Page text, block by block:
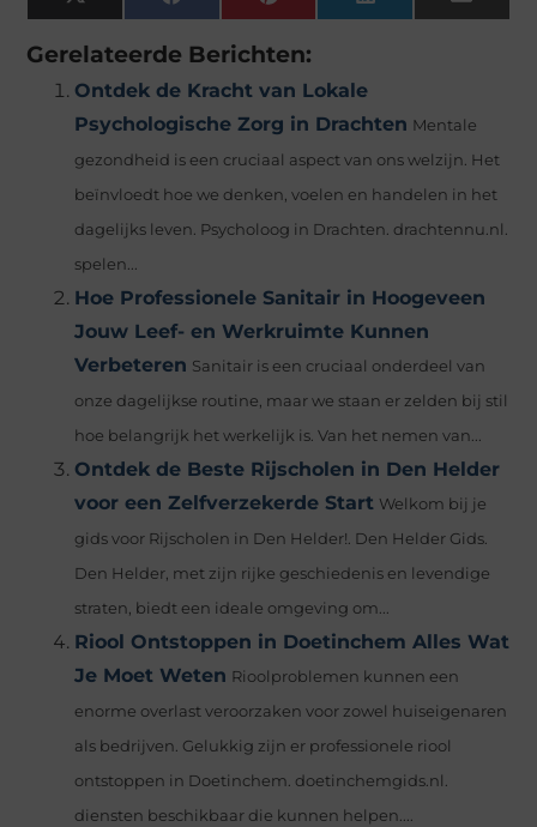
(Twitter)
Gerelateerde Berichten:
Ontdek de Kracht van Lokale
Psychologische Zorg in Drachten Mentale
gezondheid is een cruciaal aspect van ons welzijn. Het
beïnvloedt hoe we denken, voelen en handelen in het
dagelijks leven. Psycholoog in Drachten. drachtennu.nl.
spelen...
Hoe Professionele Sanitair in Hoogeveen
Jouw Leef- en Werkruimte Kunnen
Verbeteren Sanitair is een cruciaal onderdeel van
onze dagelijkse routine, maar we staan er zelden bij stil
hoe belangrijk het werkelijk is. Van het nemen van...
Ontdek de Beste Rijscholen in Den Helder
voor een Zelfverzekerde Start Welkom bij je
gids voor Rijscholen in Den Helder!. Den Helder Gids.
Den Helder, met zijn rijke geschiedenis en levendige
straten, biedt een ideale omgeving om...
Riool Ontstoppen in Doetinchem Alles Wat
Je Moet Weten Rioolproblemen kunnen een
enorme overlast veroorzaken voor zowel huiseigenaren
als bedrijven. Gelukkig zijn er professionele riool
ontstoppen in Doetinchem. doetinchemgids.nl.
diensten beschikbaar die kunnen helpen....